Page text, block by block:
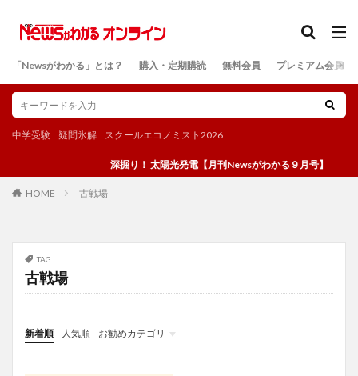
「Newsがわかる」とは？ 購入・定期購読 無料会員 プレミアム会員
中学受験 疑問氷解 スクールエコノミスト2026
深掘り！ 太陽光発電【月刊Newsがわかる９月号】
HOME 古戦場
TAG
古戦場
新着順 人気順
お勧めカテゴリ
投稿
学び
マンガ
電子書籍
検索